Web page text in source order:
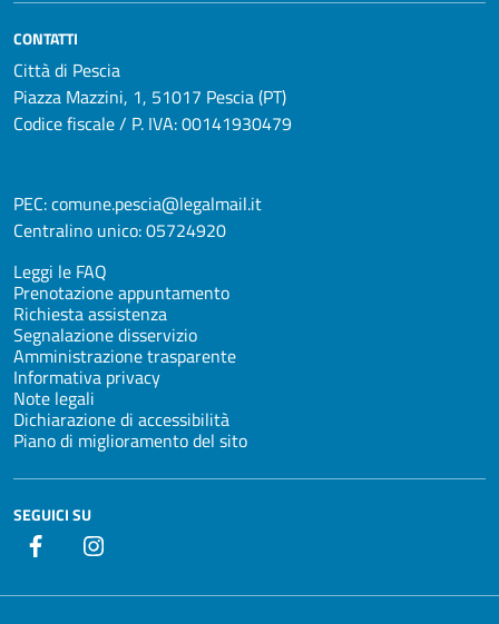
CONTATTI
Città di Pescia
Piazza Mazzini, 1, 51017 Pescia (PT)
Codice fiscale / P. IVA: 00141930479
PEC:comune.pescia@legalmail.it
Centralino unico:05724920
Leggi le FAQ
Prenotazione appuntamento
Richiesta assistenza
Segnalazione disservizio
Amministrazione trasparente
Informativa privacy
Note legali
Dichiarazione di accessibilità
Piano di miglioramento del sito
SEGUICI SU
Facebook